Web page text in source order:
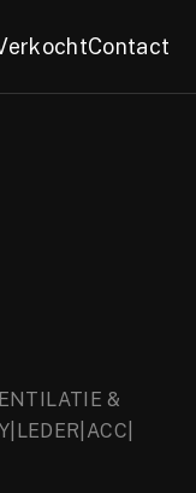
Contact
&